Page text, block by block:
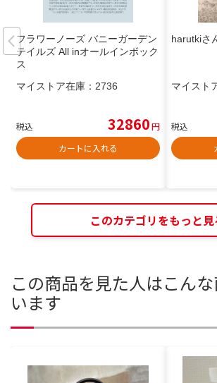
フラワーノーズ バニーガーデン
テイルズ All inオールインボック
ス
マイストア在庫： 2736
税込 32860円
カートに入れる
harutkiさ
マイスト
税込
このカテゴリをもっと見
この商品を見た人はこん
います